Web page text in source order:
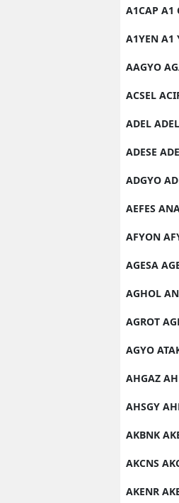
A1CAP A1
A1YEN A1
AAGYO
ACSEL
ADEL
ADESE
ADGYO
AEFES
AFYON
AGESA
AGHOL
AGROT
AGYO
AHGAZ
AHSGY
AKBNK
AKCNS
AKENR